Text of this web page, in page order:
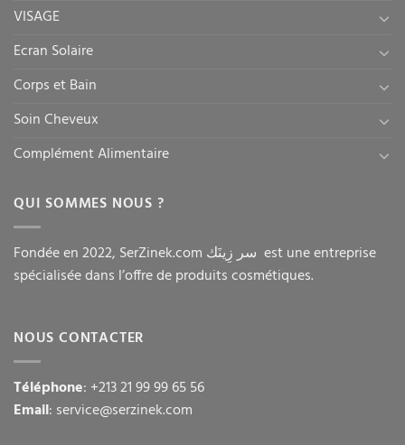
VISAGE
Ecran Solaire
Corps et Bain
Soin Cheveux
Complément Alimentaire
QUI SOMMES NOUS ?
Fondée en 2022, SerZinek.com سر زِينَك est une entreprise
spécialisée dans l’offre de produits cosmétiques.
NOUS CONTACTER
Téléphone: +213 21 99 99 65 56
Email: service@serzinek.com